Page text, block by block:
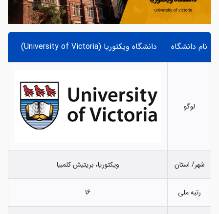
نام دانشگاه دانشگاه ویکتوریا (University of Victoria)
لوگو
شهر/ استان ویکتوریا، بریتیش کلمبیا
رتبه ملی 16